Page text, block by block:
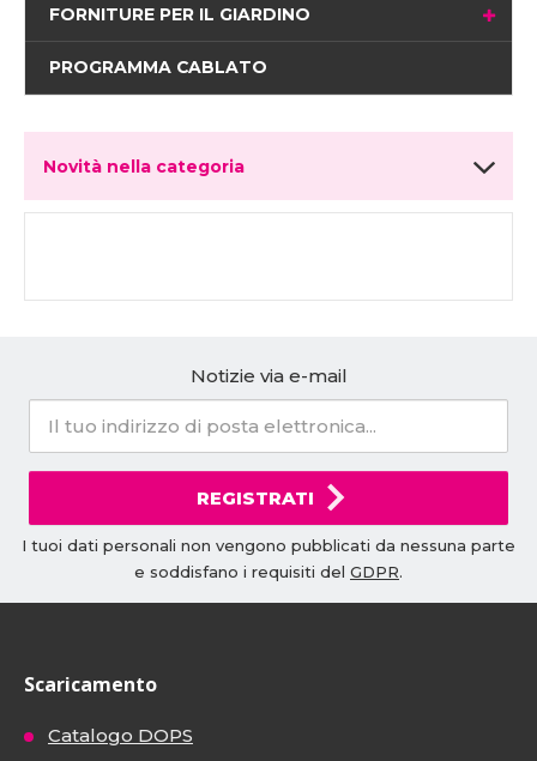
FORNITURE PER IL GIARDINO
PROGRAMMA CABLATO
Novità nella categoria
Notizie via e-mail
REGISTRATI
I tuoi dati personali non vengono pubblicati da nessuna parte
e soddisfano i requisiti del GDPR.
Scaricamento
Catalogo DOPS